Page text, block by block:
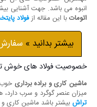
انبوه می باشد. جهت آشنایی
اتوماتبا این مقاله ازفولاد
بیشتر بدانید »
خصوصیت فولاد های خوش
ماشین کاری و براده برداری
میزان عنصر گوگرد و سرب
تراش بیشتر باشد ماشین کاری و